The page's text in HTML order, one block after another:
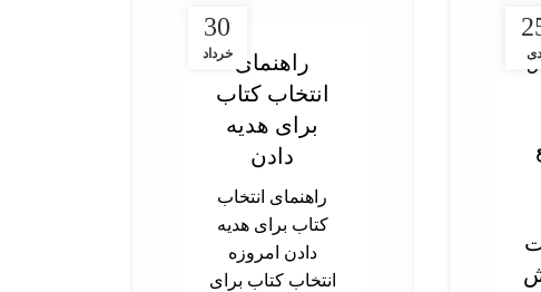
دی
30
خرداد راهنمای
انتخاب کتاب
برای هدیه
دادن
راهنمای انتخاب
کتاب برای هدیه
دادن امروزه
انتخاب کتاب برای